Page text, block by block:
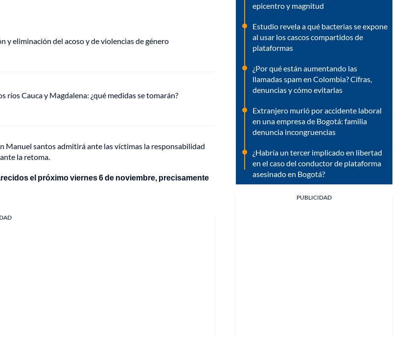
y eliminación del acoso y de violencias de género
ríos Cauca y Magdalena: ¿qué medidas se tomarán?
santos admitirá ante las víctimas la responsabilidad
la retoma.
el próximo viernes 6 de noviembre, precisamente
epicentro y magnitud
Estudio revela a qué bacterias se expone
al usar los cascos compartidos de
plataformas
¿Por qué están aumentando las
llamadas spam en Colombia? Cifras,
denuncias y cómo evitarlas
Extranjero murió por accidente laboral
en una empresa de Bogotá: familia
denuncia incongruencias
¿Habría un tercer implicado en libertad
en el caso del conductor de plataforma
asesinado en Bogotá?
PUBLICIDAD